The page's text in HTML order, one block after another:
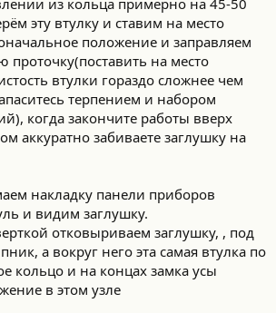
из кольца примерно на 45-50
эту втулку и ставим на место
положение и заправляем
проточку(поставить на место
втулки гораздо сложнее чем
терпением и набором
когда закончите работы вверх
аккуратно забиваете заглушку на
накладку панели приборов
и видим заглушку.
отковыриваем заглушку, , под
а вокруг него эта самая втулка по
кольцо и на концах замка усы
в этом узле